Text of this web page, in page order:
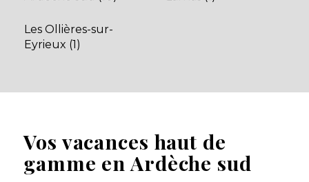
Vos vacances haut de
gamme en Ardèche sud
Camping Le soleil vivarais
Les Ollières-sur-
Eyrieux (1)